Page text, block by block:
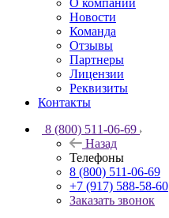
О компании
Новости
Команда
Отзывы
Партнеры
Лицензии
Реквизиты
Контакты
8 (800) 511-06-69
Назад
Телефоны
8 (800) 511-06-69
+7 (917) 588-58-60
Заказать звонок